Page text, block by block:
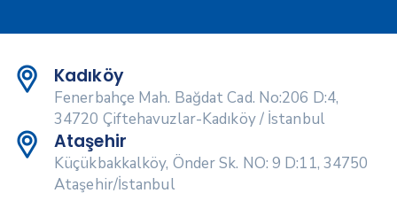
Kadıköy
Fenerbahçe Mah. Bağdat Cad. No:206 D:4,
34720 Çiftehavuzlar-Kadıköy / İstanbul
Ataşehir
Küçükbakkalköy, Önder Sk. NO: 9 D:11, 34750
Ataşehir/İstanbul